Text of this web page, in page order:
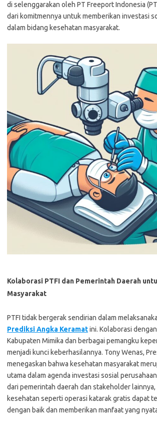
di selenggarakan oleh PT Freeport Indonesia
dari komitmennya untuk memberikan investasi
dalam bidang kesehatan masyarakat.
Kolaborasi PTFI dan Pemerintah Daerah
Masyarakat
PTFI tidak bergerak sendirian dalam
Prediksi Angka Keramatini. Kolaborasi
Kabupaten Mimika dan berbagai pemangku
menjadi kunci keberhasilannya. Tony Wenas,
menegaskan bahwa kesehatan masyarakat
utama dalam agenda investasi sosial
dari pemerintah daerah dan stakeholder
kesehatan seperti operasi katarak gratis dapat
dengan baik dan memberikan manfaat yang